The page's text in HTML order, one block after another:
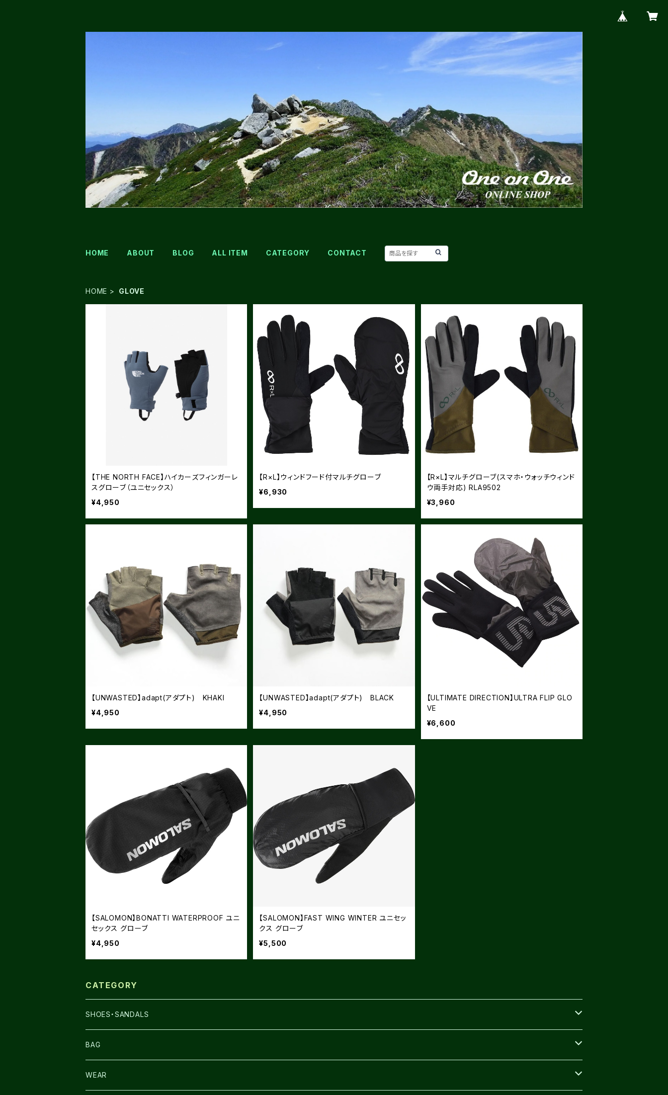
HOME ABOUT BLOG ALL ITEM CATEGORY CONTACT
HOME GLOVE
【THE NORTH FACE】ハイカーズフィンガーレ
スグローブ（ユニセックス）
¥4,950
【R×L】ウィンドフード付マルチグローブ
¥6,930
【R×L】マルチグローブ(スマホ・ウォッチウィンド
ウ両手対応) RLA9502
¥3,960
【UNWASTED】adapt(アダプト) KHAKI
¥4,950
【UNWASTED】adapt(アダプト) BLACK
¥4,950
【ULTIMATE DIRECTION】ULTRA FLIP GLO
VE
¥6,600
【SALOMON】BONATTI WATERPROOF ユニ
セックス グローブ
¥4,950
【SALOMON】FAST WING WINTER ユニセッ
クス グローブ
¥5,500
CATEGORY
SHOES・SANDALS
NNORMAL
TERREX
BAG
THE NORTH FACE
WEAR